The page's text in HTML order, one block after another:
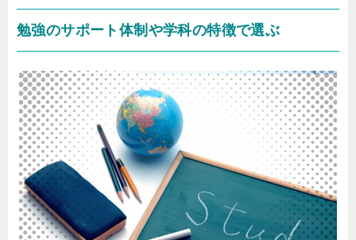
勉強のサポート体制や学科の特徴で選ぶ